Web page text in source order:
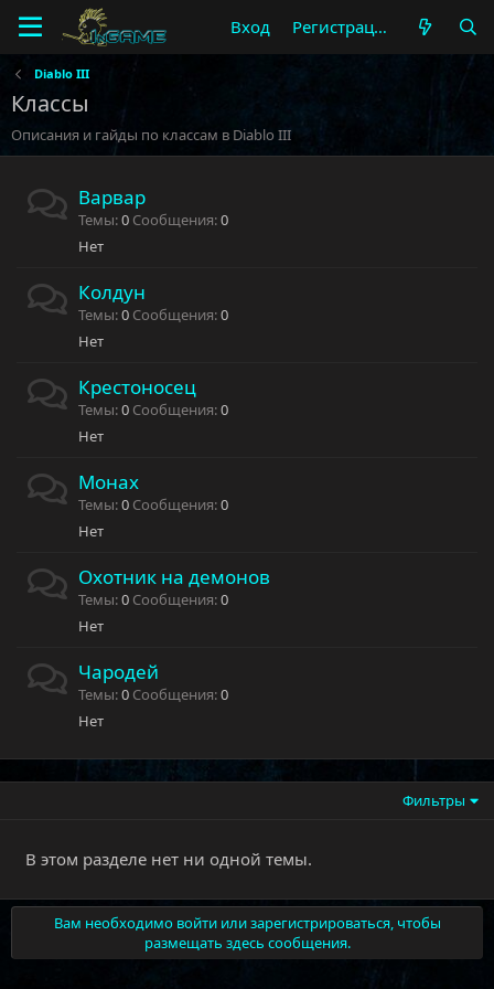
Вход Регистрация
Diablo III
Классы
Описания и гайды по классам в Diablo III
Варвар
Темы 0 Сообщения 0
Нет
Колдун
Темы 0 Сообщения 0
Нет
Крестоносец
Темы 0 Сообщения 0
Нет
Монах
Темы 0 Сообщения 0
Нет
Охотник на демонов
Темы 0 Сообщения 0
Нет
Чародей
Темы 0 Сообщения 0
Нет
Фильтры
В этом разделе нет ни одной темы.
Вам необходимо войти или зарегистрироваться, чтобы
размещать здесь сообщения.